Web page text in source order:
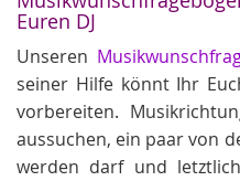
Euren DJ
Unseren
seiner Hilfe könnt Ihr
vorbereiten.
aussuchen, ein paar von
werden darf und